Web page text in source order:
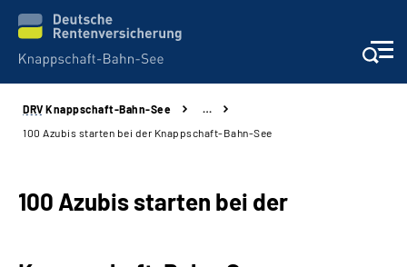
Aktuelles & Presse
DRV Knappschaft-Bahn-See
…
100 Azubis starten bei der Knappschaft-Bahn-See
100 Azubis starten bei der